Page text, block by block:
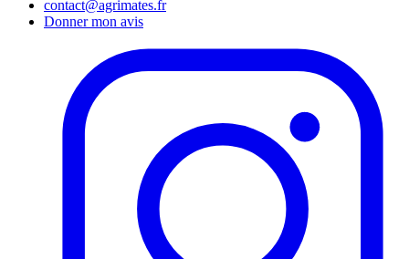
contact@agrimates.fr
Donner mon avis